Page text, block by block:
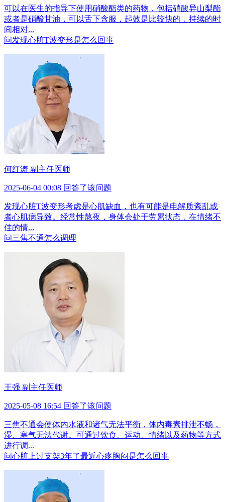
可以在医生的指导下使用硝酸酯类的药物，包括硝酸异山梨酯
或者是硝酸甘油，可以舌下含服，起效是比较快的，持续的时
间相对...
问发现心脏T波变形是怎么回事
何红涛 副主任医师
2025-06-04 00:08 回答了该问题
发现心脏T波变形考虑是心肌缺血，也有可能是电解质紊乱或
者心肌病导致。经常性熬夜，身体会处于劳累状态，在情绪不
佳的情...
问三焦不通怎么调理
王强 副主任医师
2025-05-08 16:54 回答了该问题
三焦不通会使体内水液和诸气无法平衡，体内毒素排泄不畅，
湿、寒气无法代谢。可通过饮食、运动、情绪以及药物等方式
进行调...
问心脏上过支架3年了最近心疼胸闷是怎么回事